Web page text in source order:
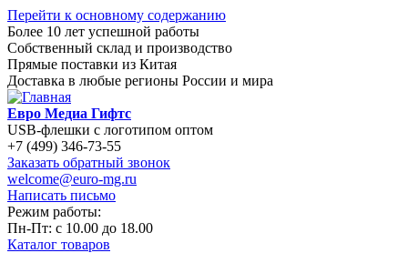
Перейти к основному содержанию
Более 10 лет успешной работы
Собственный склад и производство
Прямые поставки из Китая
Доставка в любые регионы России и мира
Евро Медиа Гифтс
USB-флешки с логотипом оптом
+7 (499) 346-73-55
Заказать обратный звонок
welcome@euro-mg.ru
Написать письмо
Режим работы:
Пн-Пт: с 10.00 до 18.00
Каталог товаров